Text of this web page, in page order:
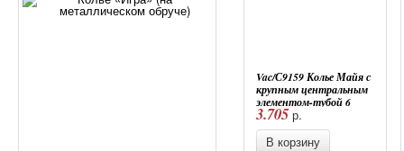
Vac/С9159 Колье Майя с
крупным центральным
элементом-тубой 6
цветов муранское
стекло и натуральная
кожа
3.705 р.
В корзину